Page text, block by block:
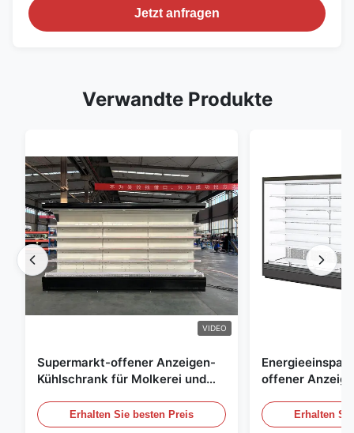
Jetzt anfragen
Verwandte Produkte
VIDEO
Supermarkt-offener Anzeigen-
Kühlschrank für Molkerei und
Erhalten Sie besten Preis
offener
Erhalten